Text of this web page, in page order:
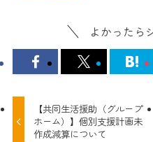
よかったら
【共同生活援助（グループ
ホーム）】個別支援計画未
作成減算について